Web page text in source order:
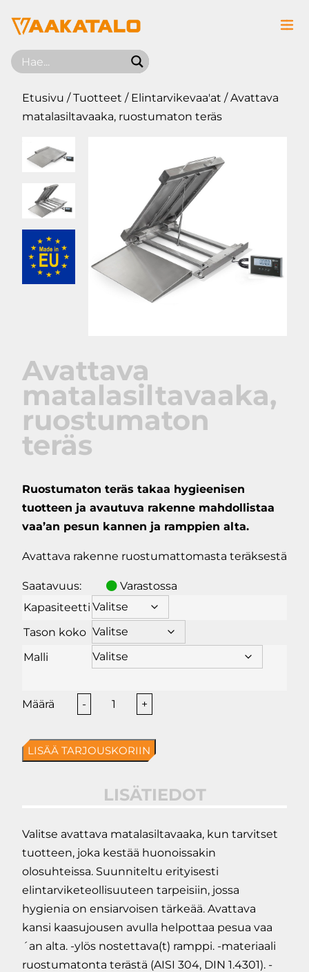
Etusivu /Tuotteet / Elintarvikevaa'at / Avattava
matalasiltavaaka, ruostumaton teräs
Avattava
matalasiltavaaka,
ruostumaton
teräs
Ruostumaton teräs takaa hygieenisen
tuotteen ja avautuva rakenne mahdollistaa
vaa’an pesun kannen ja ramppien alta.
Avattava rakenne ruostumattomasta teräksestä
Saatavuus:
Varastossa
Kapasiteetti
Tason koko
Malli
-
Avattava
matalasiltavaaka,
ruostumaton
teräs
+
LISÄÄ TARJOUSKORIIN
LISÄTIEDOT
Valitse avattava matalasiltavaaka, kun tarvitset
tuotteen, joka kestää huonoissakin
olosuhteissa. Suunniteltu erityisesti
elintarviketeollisuuteen tarpeisiin, jossa
hygienia on ensiarvoisen tärkeää. Avattava
kansi kaasujousen avulla helpottaa pesua vaa
´an alta. -ylös nostettava(t) ramppi. -materiaali
ruostumatonta terästä (AISI 304, DIN 1.4301). -